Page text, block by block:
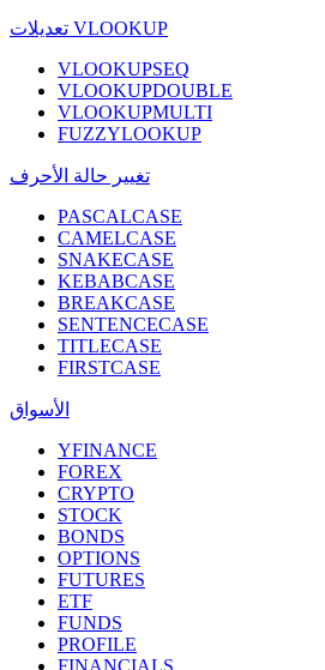
تعديلات VLOOKUP
VLOOKUPSEQ
VLOOKUPDOUBLE
VLOOKUPMULTI
FUZZYLOOKUP
تغيير حالة الأحرف
PASCALCASE
CAMELCASE
SNAKECASE
KEBABCASE
BREAKCASE
SENTENCECASE
TITLECASE
FIRSTCASE
الأسواق
YFINANCE
FOREX
CRYPTO
STOCK
BONDS
OPTIONS
FUTURES
ETF
FUNDS
PROFILE
FINANCIALS